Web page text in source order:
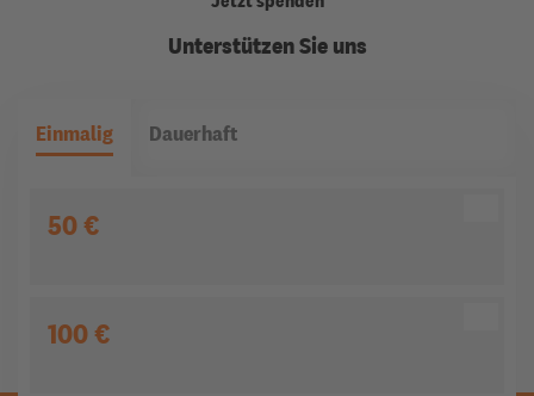
Unterstützen Sie uns
Einmalig Dauerhaft
50 €
100 €